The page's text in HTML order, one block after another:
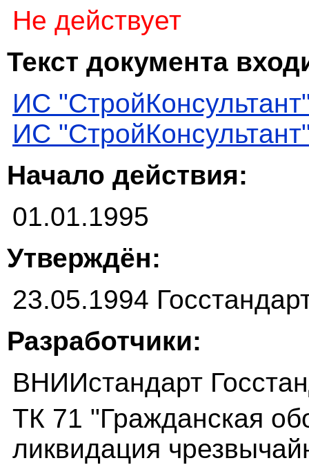
Не действует
Текст документа
ИС
ИС
Начало действия:
01.01.1995
Утверждён:
23.05.1994
Разработчики:
ВНИИстандарт
ТК 71 "Гражданская
ликвидация